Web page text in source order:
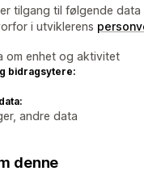
tilgang til følgende
i utviklerens
om enhet og aktivitet
bidragsytere:
andre data
denne